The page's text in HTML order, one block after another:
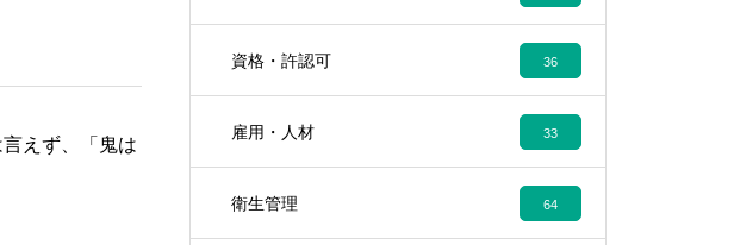
えず、「鬼は
資格・許認可 36
雇用・人材 33
衛生管理 64